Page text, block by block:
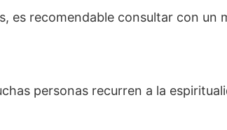
es recomendable consultar con un
personas recurren a la